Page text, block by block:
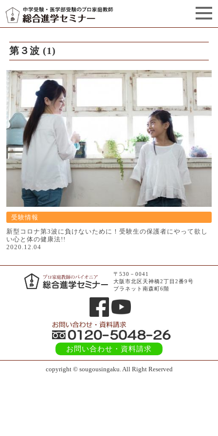
セミナーからのお知らせ（5）
第３波 (1)
受験情報
新型コロナ第3波に負けないために！受験生の保護者にやって欲し
い心と体の健康法!!
2020.12.04
〒530－0041
大阪市北区天神橋2丁目2番9号
プラネット南森町6階
お問い合わせ ・資料請求
copyright © sougousingaku. All Right Reserved